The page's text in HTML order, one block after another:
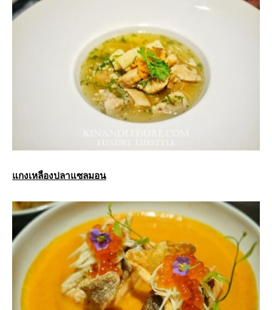
แกงเหลืองปลาแซลมอน